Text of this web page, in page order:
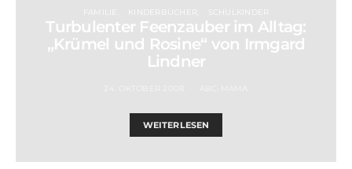
FAMILIE KINDERBÜCHER SCHULKINDER
Turbulenter Feenzauber im Alltag:
„Krümel und Rosine“ von Irmgard
Lindner
WEITERLESEN